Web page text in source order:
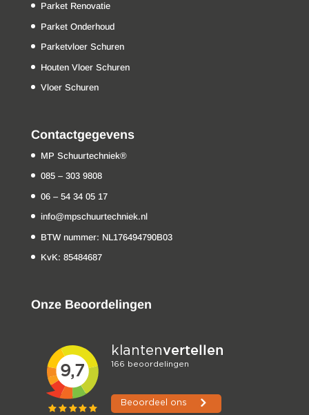
Parket Renovatie
Parket Onderhoud
Parketvloer Schuren
Houten Vloer Schuren
Vloer Schuren
Contactgegevens
MP Schuurtechniek®
085 – 303 9808
06 – 54 34 05 17
info@mpschuurtechniek.nl
BTW nummer: NL176494790B03
KvK: 85484687
Onze Beoordelingen